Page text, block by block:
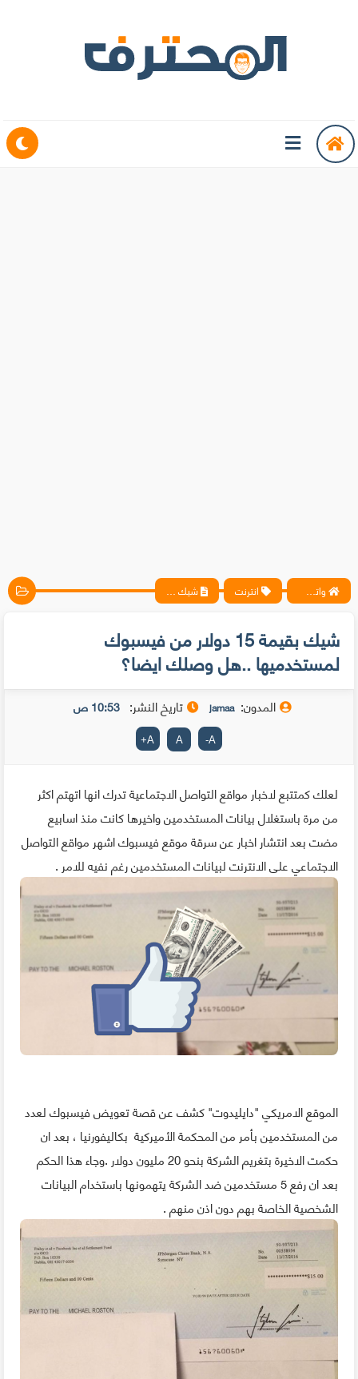
واتس آب ، فيسبوك ، أنترنت ، شروحات تقنية حصرية - المحترف انترنت شيك بقيمة 15 دولار من فيسبوك لمستخدميها ..هل وصلك ايضا؟
شيك بقيمة 15 دولار من فيسبوك
لمستخدميها ..هل وصلك ايضا؟
المدون: jamaa تاريخ النشر: 10:53 ص
A
-
A
A
+
لعلك كمتتبع لاخبار مواقع التواصل الاجتماعية تدرك انها اتهتم اكثر
من مرة باستغلال بيانات المستخدمين واخيرها كانت منذ اسابيع
مضت بعد انتشار اخبار عن سرقة موقع فيسبوك اشهر مواقع التواصل
الاجتماعي على الانترنت لبيانات المستخدمين رغم نفيه للامر .
الموقع الامريكي "دايليدوت" كشف عن قصة تعويض فيسبوك لعدد
من المستخدمين بأمر من المحكمة الأميركية بكاليفورنيا ، بعد ان
حكمت الاخيرة بتغريم الشركة بنحو 20 مليون دولار .وجاء هذا الحكم
بعد ان رفع 5 مستخدمين ضد الشركة يتهمونها باستخدام البيانات
الشخصية الخاصة بهم دون اذن منهم .